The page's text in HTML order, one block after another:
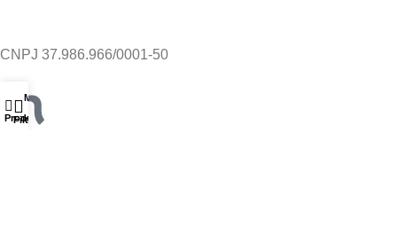
CNPJ 37.986.966/0001-50
Produtos
Filtros
Minha conta